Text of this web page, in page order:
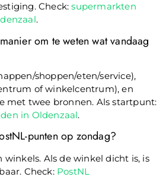
Check:supermarkten
.
om te weten wat vandaag
shoppen/eten/service),
of winkelcentrum), en
met twee bronnen. Als startpunt:
in Oldenzaal.
punten op zondag?
Als de winkel dicht is, is
Check: PostNL